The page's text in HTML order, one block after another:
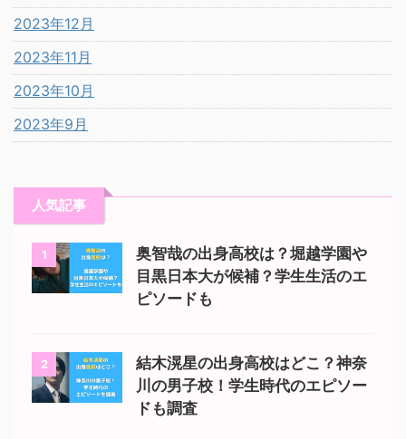
2023年12月
2023年11月
2023年10月
2023年9月
人気記事
1
奥智哉の出身高校は？堀越学園や
目黒日本大が候補？学生生活のエ
ピソードも
2
結木滉星の出身高校はどこ？神奈
川の男子校！学生時代のエピソー
ドも調査